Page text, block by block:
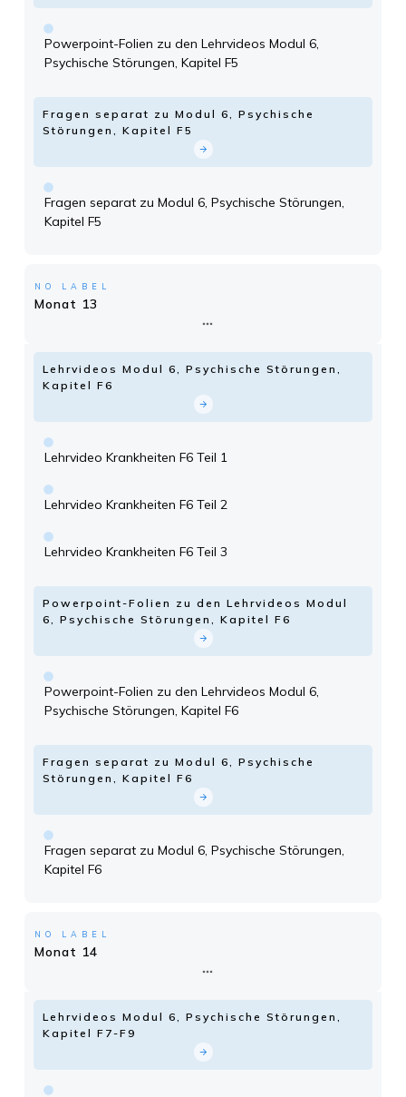
Powerpoint-Folien zu den Lehrvideos Modul 6,
Psychische Störungen, Kapitel F5
Fragen separat zu Modul 6, Psychische
Störungen, Kapitel F5
Fragen separat zu Modul 6, Psychische Störungen,
Kapitel F5
NO LABEL
Monat 13
Lehrvideos Modul 6, Psychische Störungen,
Kapitel F6
Lehrvideo Krankheiten F6 Teil 1
Lehrvideo Krankheiten F6 Teil 2
Lehrvideo Krankheiten F6 Teil 3
Powerpoint-Folien zu den Lehrvideos Modul
6, Psychische Störungen, Kapitel F6
Powerpoint-Folien zu den Lehrvideos Modul 6,
Psychische Störungen, Kapitel F6
Fragen separat zu Modul 6, Psychische
Störungen, Kapitel F6
Fragen separat zu Modul 6, Psychische Störungen,
Kapitel F6
NO LABEL
Monat 14
Lehrvideos Modul 6, Psychische Störungen,
Kapitel F7-F9